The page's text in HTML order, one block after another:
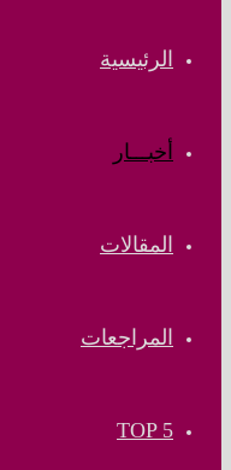
الرئيسية
أخبـــار
المقالات
المراجعات
TOP 5